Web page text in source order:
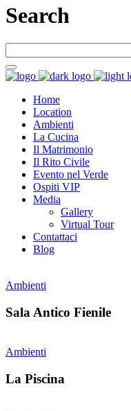
Search
Home
Location
Ambienti
La Cucina
Il Matrimonio
Il Rito Civile
Evento nel Verde
Ospiti VIP
Media
Gallery
Virtual Tour
Contattaci
Blog
Ambienti
Sala Antico Fienile
Ambienti
La Piscina